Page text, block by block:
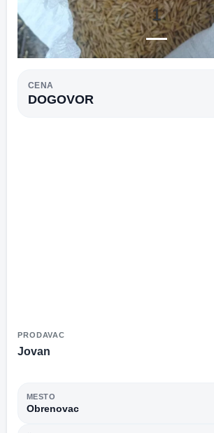
1
CENA
DOGOVOR
PRODAVAC
Jovan
MESTO
Obrenovac